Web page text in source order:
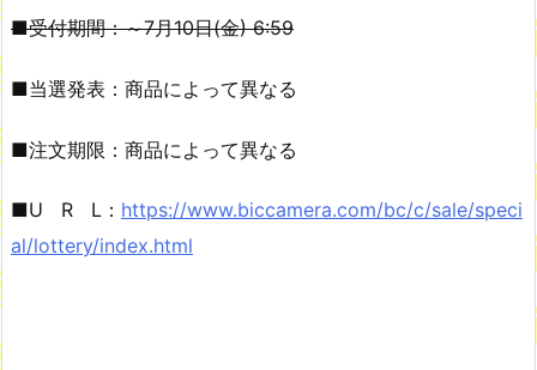
■受付期間：～7月10日(金) 6:59
■当選発表：商品によって異なる
■注文期限：商品によって異なる
■U R L： https://www.biccamera.com/bc/c/sale/speci
al/lottery/index.html